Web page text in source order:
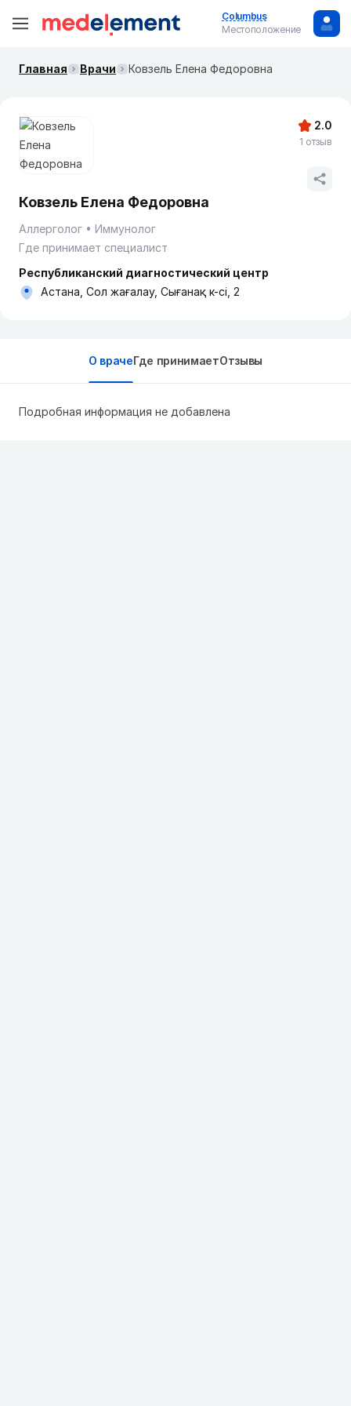
Columbus
Местоположение
Главная Врачи Ковзель Елена Федоровна
Ковзель Елена Федоровна
Аллерголог
Иммунолог
Где принимает специалист
Республиканский диагностический центр
Астана, Сол жағалау, Сығанақ к-сі, 2
2.0
1 отзыв
О врачеГде принимаетОтзывы
Подробная информация не добавлена